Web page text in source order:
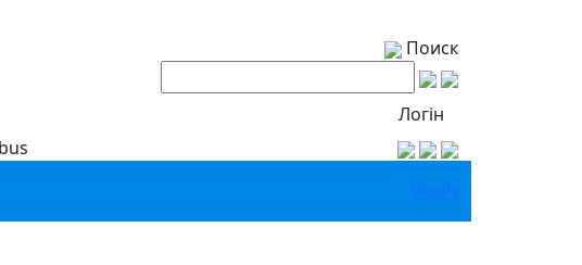
Поиск
Логін
УкрРу